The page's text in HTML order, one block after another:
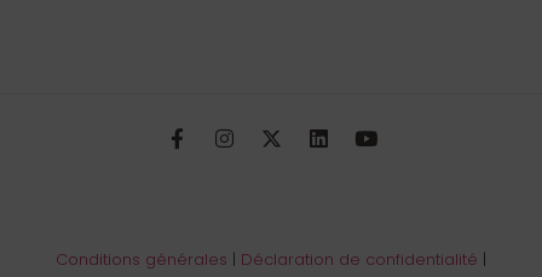
Conditions générales | Déclaration de confidentialité |